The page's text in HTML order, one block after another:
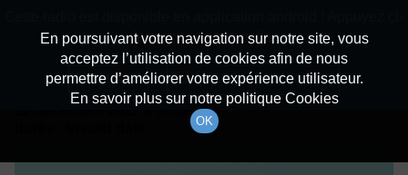
Détails De L'épisode
12 décembre 2022
En poursuivant votre navigation sur notre site, vous
acceptez l’utilisation de cookies afin de nous
permettre d’améliorer votre expérience utilisateur.
En savoir plus sur notre politique Cookies
OK
dessous pour l'installer.
Non merci Télécharger l'application